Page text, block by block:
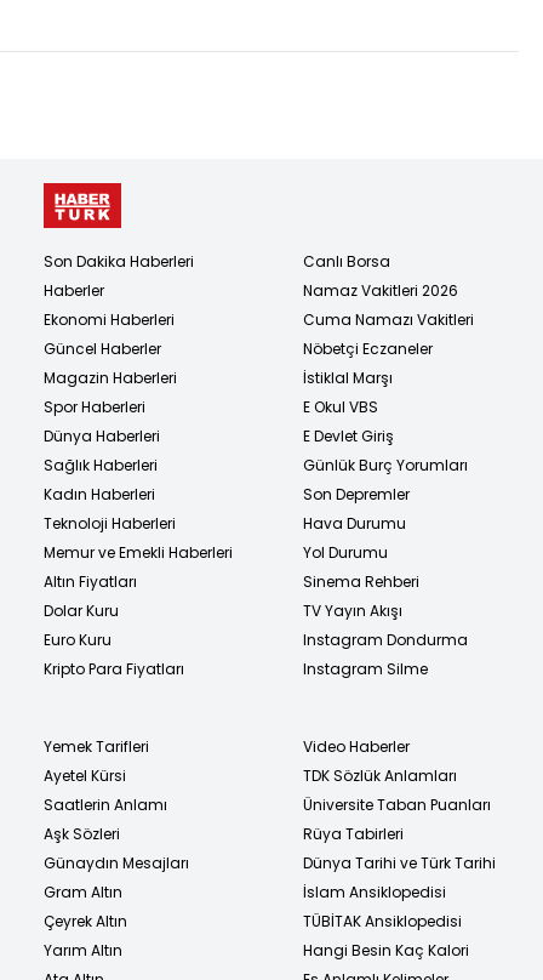
Son Dakika Haberleri
Haberler
Ekonomi Haberleri
Güncel Haberler
Magazin Haberleri
Spor Haberleri
Dünya Haberleri
Sağlık Haberleri
Kadın Haberleri
Teknoloji Haberleri
Memur ve Emekli Haberleri
Altın Fiyatları
Dolar Kuru
Euro Kuru
Kripto Para Fiyatları
Canlı Borsa
Namaz Vakitleri 2026
Cuma Namazı Vakitleri
Nöbetçi Eczaneler
İstiklal Marşı
E Okul VBS
E Devlet Giriş
Günlük Burç Yorumları
Son Depremler
Hava Durumu
Yol Durumu
Sinema Rehberi
TV Yayın Akışı
Instagram Dondurma
Instagram Silme
Yemek Tarifleri
Ayetel Kürsi
Saatlerin Anlamı
Aşk Sözleri
Günaydın Mesajları
Gram Altın
Çeyrek Altın
Yarım Altın
Video Haberler
TDK Sözlük Anlamları
Üniversite Taban Puanları
Rüya Tabirleri
Dünya Tarihi ve Türk Tarihi
İslam Ansiklopedisi
TÜBİTAK Ansiklopedisi
Hangi Besin Kaç Kalori